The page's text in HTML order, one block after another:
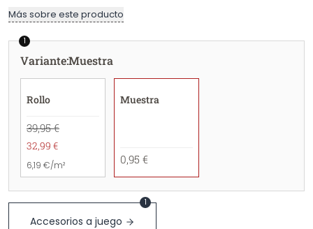
Más sobre este producto
1
Variante:Muestra
Rollo
39,95 €
32,99 €
6,19 €/m²
Muestra
0,95 €
Accesorios a juego
1